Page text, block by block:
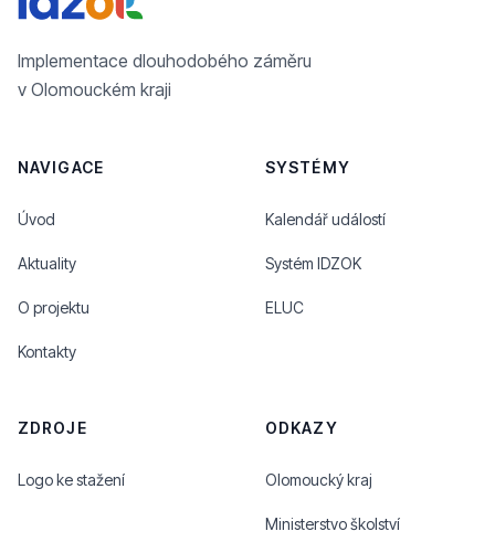
Implementace dlouhodobého záměru
v Olomouckém kraji
NAVIGACE
Úvod
Aktuality
O projektu
Kontakty
SYSTÉMY
Kalendář událostí
Systém IDZOK
ELUC
ZDROJE
Logo ke stažení
ODKAZY
Olomoucký kraj
Ministerstvo školství